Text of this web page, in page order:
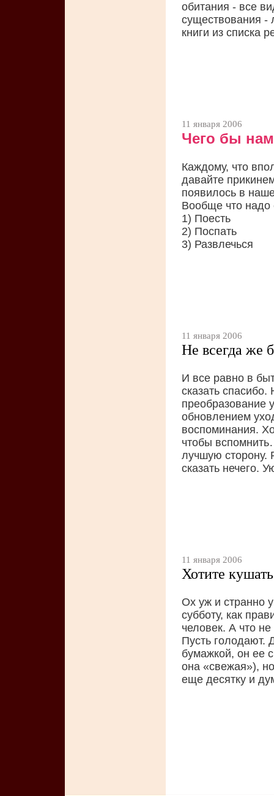
обитания - все
существования -
книги из списка
11 января 2006
Чего бы
Каждому, что
давайте
появилось в
Вообще что надо
1) Поесть
2) Поспать
3) Развлечься
11 января 2006
Не всегда же
И все равно в
сказать
преобразование
обновлением
воспоминания.
чтобы
лучшую сторону.
сказать нечего.
11 января 2006
Хотите
Ох уж и странно
субботу, как
человек. А что
Пусть голодают.
бумажкой, он ее
она «свежая»),
еще десятку и